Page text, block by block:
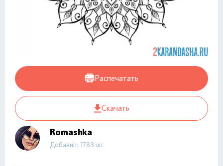
Распечатать
Скачать
Romashka
Добавил: 1783 шт.